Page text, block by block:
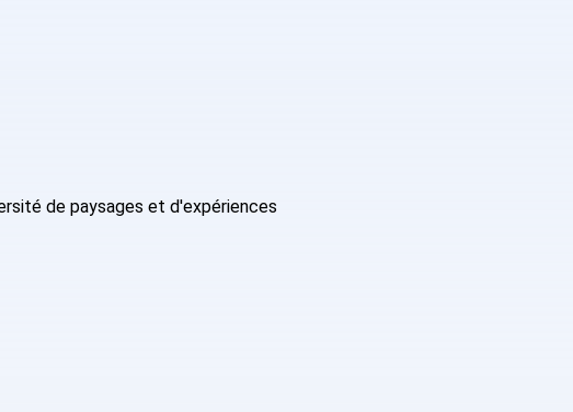
de paysages et d'expériences